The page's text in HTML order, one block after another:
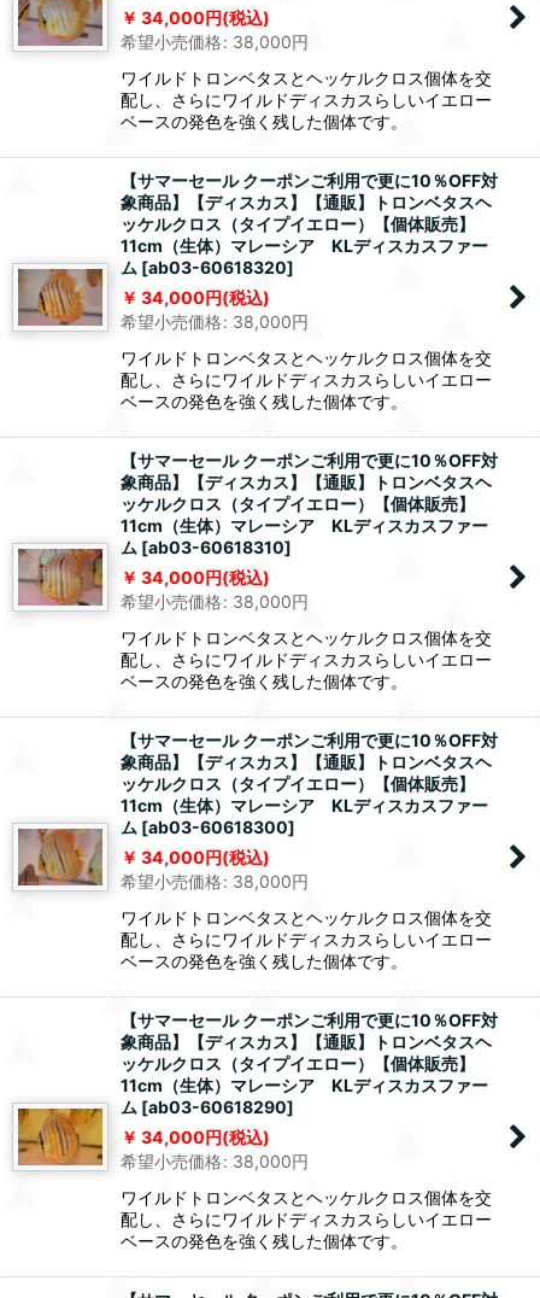
34,000円(税込)
希望小売価格: 38,000円
ワイルドトロンベタスとヘッケルクロス個体を交
配し、さらにワイルドディスカスらしいイエロー
ベースの発色を強く残した個体です。
【サマーセール クーポンご利用で更に10％OFF対
象商品】【ディスカス】【通販】トロンベタスヘ
ッケルクロス（タイプイエロー）【個体販売】
11cm（生体）マレーシア KLディスカスファー
ム [ab03-60618320]
34,000円(税込)
希望小売価格: 38,000円
ワイルドトロンベタスとヘッケルクロス個体を交
配し、さらにワイルドディスカスらしいイエロー
ベースの発色を強く残した個体です。
【サマーセール クーポンご利用で更に10％OFF対
象商品】【ディスカス】【通販】トロンベタスヘ
ッケルクロス（タイプイエロー）【個体販売】
11cm（生体）マレーシア KLディスカスファー
ム [ab03-60618310]
34,000円(税込)
希望小売価格: 38,000円
ワイルドトロンベタスとヘッケルクロス個体を交
配し、さらにワイルドディスカスらしいイエロー
ベースの発色を強く残した個体です。
【サマーセール クーポンご利用で更に10％OFF対
象商品】【ディスカス】【通販】トロンベタスヘ
ッケルクロス（タイプイエロー）【個体販売】
11cm（生体）マレーシア KLディスカスファー
ム [ab03-60618300]
34,000円(税込)
希望小売価格: 38,000円
ワイルドトロンベタスとヘッケルクロス個体を交
配し、さらにワイルドディスカスらしいイエロー
ベースの発色を強く残した個体です。
【サマーセール クーポンご利用で更に10％OFF対
象商品】【ディスカス】【通販】トロンベタスヘ
ッケルクロス（タイプイエロー）【個体販売】
11cm（生体）マレーシア KLディスカスファー
ム [ab03-60618290]
34,000円(税込)
希望小売価格: 38,000円
ワイルドトロンベタスとヘッケルクロス個体を交
配し、さらにワイルドディスカスらしいイエロー
ベースの発色を強く残した個体です。